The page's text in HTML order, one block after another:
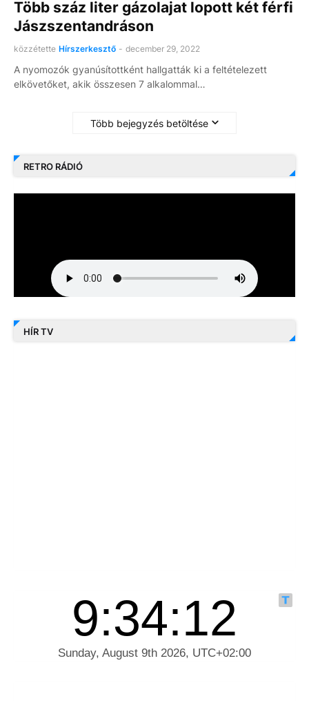
Több száz liter gázolajat lopott két férfi
Jászszentandráson
közzétette Hírszerkesztő - december 29, 2022
A nyomozók gyanúsítottként hallgatták ki a feltételezett
elkövetőket, akik összesen 7 alkalommal…
Több bejegyzés betöltése
RETRO RÁDIÓ
HÍR TV